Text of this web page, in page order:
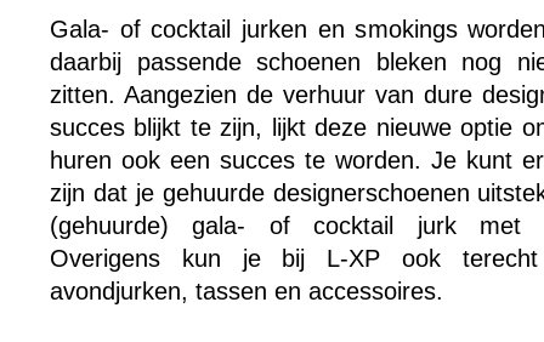
Gala- of cocktail jurken en smokings
daarbij passende schoenen bleken nog
zitten. Aangezien de verhuur van dure
succes blijkt te zijn, lijkt deze nieuwe optie
huren ook een succes te worden. Je kunt
zijn dat je gehuurde designerschoenen
(gehuurde) gala- of cocktail jurk met
Overigens kun je bij L-XP ook
avondjurken, tassen en accessoires.